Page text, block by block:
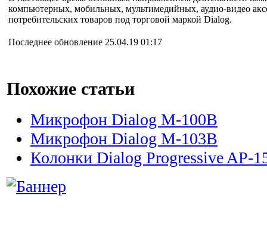
компьютерных, мобильных, мультимедийных, аудио-видео
потребительских товаров под торговой маркой Dialog.
Последнее обновление 25.04.19 01:17
Похожие статьи
Микрофон Dialog M-100B
Микрофон Dialog M-103B
Колонки Dialog Progressive AP-